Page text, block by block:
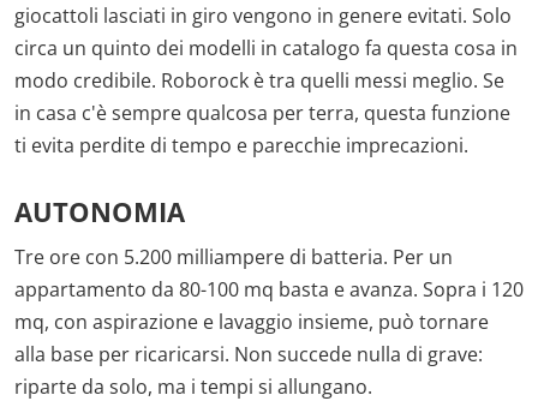
giocattoli lasciati in giro vengono in genere evitati. Solo
circa un quinto dei modelli in catalogo fa questa cosa in
modo credibile. Roborock è tra quelli messi meglio. Se
in casa c'è sempre qualcosa per terra, questa funzione
ti evita perdite di tempo e parecchie imprecazioni.
AUTONOMIA
Tre ore con 5.200 milliampere di batteria. Per un
appartamento da 80-100 mq basta e avanza. Sopra i 120
mq, con aspirazione e lavaggio insieme, può tornare
alla base per ricaricarsi. Non succede nulla di grave:
riparte da solo, ma i tempi si allungano.